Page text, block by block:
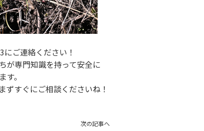
ご連絡ください！
が専門知識を持って安全に
。
すぐにご相談くださいね！
次の記事へ